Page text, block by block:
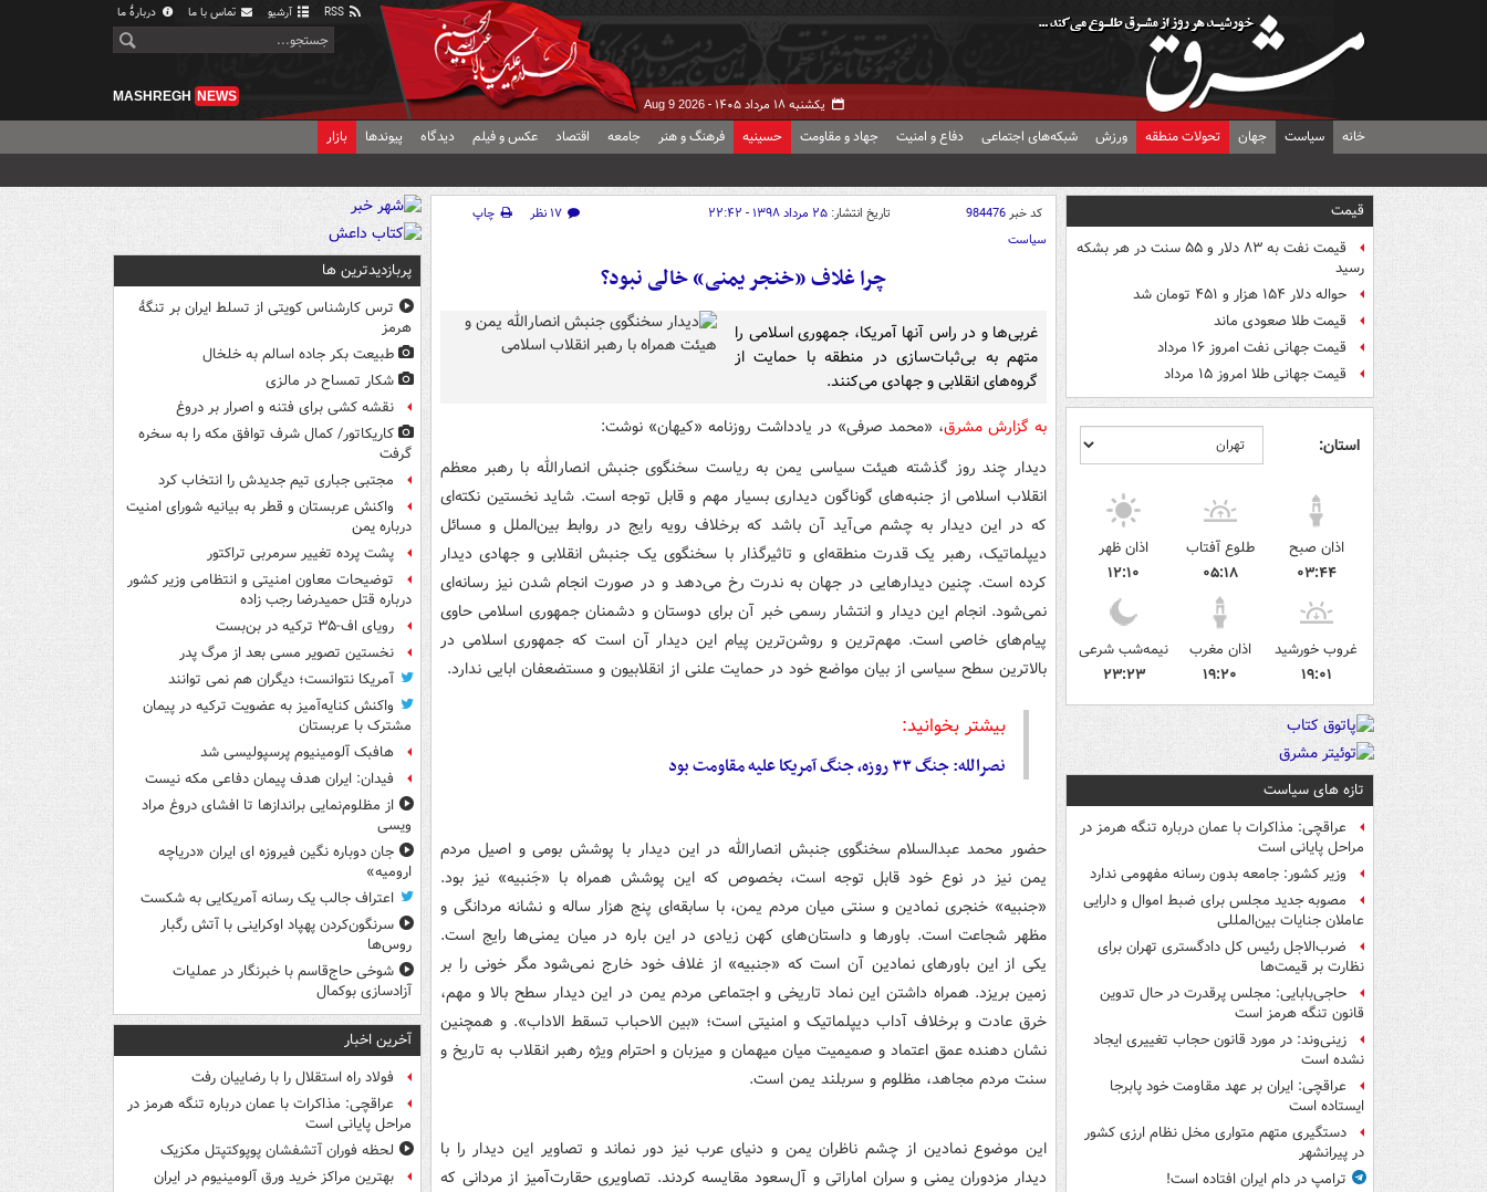
آرشیو تماس با ما دربارهٔ ما
یکشنبه ۱۸ مرداد ۱۴۰۵ - Aug 9 2026
MASHREGH NEWS
خانه سیاست جهان تحولات منطقه ورزش شبکه‌های اجتماعی دفاع و امنیت جهاد و مقاومت حسینیه فرهنگ و هنر جامعه اقتصاد عکس و فیلم دیدگاه پیوندها بازار
قیمت
قیمت نفت به ۸۳ دلار و ۵۵ سنت در هر بشکه
رسید
حواله دلار ۱۵۴ هزار و ۴۵۱ تومان شد
قیمت طلا صعودی ماند
قیمت جهانی نفت امروز ۱۶ مرداد
قیمت جهانی طلا امروز ۱۵ مرداد
استان:
اذان صبح
۰۳:۴۴
طلوع آفتاب
۰۵:۱۸
اذان ظهر
۱۲:۱۰
غروب خورشید
۱۹:۰۱
اذان مغرب
۱۹:۲۰
نیمه‌شب شرعی
۲۳:۲۳
تازه های سیاست
عراقچی: مذاکرات با عمان درباره تنگه هرمز در
مراحل پایانی است
وزیر کشور: جامعه بدون رسانه مفهومی ندارد
مصوبه جدید مجلس برای ضبط اموال و دارایی
عاملان جنایات بین‌المللی
ضرب‌الاجل رئیس کل دادگستری تهران برای
نظارت بر قیمت‌ها
حاجی‌بابایی: مجلس پرقدرت در حال تدوین
قانون تنگه هرمز است
زینی‌وند: در مورد قانون حجاب تغییری ایجاد
نشده است
عراقچی: ایران بر عهد مقاومت خود پابرجا
ایستاده است
دستگیری متهم متواری مخل نظام ارزی کشور
در پیرانشهر
ترامپ در دام ایران افتاده است!
کد خبر984476 تاریخ انتشار: ۲۵ مرداد ۱۳۹۸ - ۲۲:۴۲ ۱۷ نظر
چاپ
سیاست
چرا غلاف «خنجر یمنی» خالی نبود؟
غربی‌ها و در راس آنها آمریکا، جمهوری اسلامی را
متهم به بی‌ثبات‌سازی در منطقه با حمایت از
گروه‌های انقلابی و جهادی می‌کنند.
به گزارش مشرق، «محمد صرفی» در یادداشت روزنامه «کیهان» نوشت:
دیدار چند روز گذشته هیئت سیاسی یمن به ریاست سخنگوی جنبش انصارالله با رهبر معظم
انقلاب اسلامی از جنبه‌های گوناگون دیداری بسیار مهم و قابل توجه است. شاید نخستین نکته‌ای
که در این دیدار به چشم می‌آید آن باشد که برخلاف رویه رایج در روابط بین‌الملل و مسائل
دیپلماتیک، رهبر یک قدرت منطقه‌ای و تاثیرگذار با سخنگوی یک جنبش انقلابی و جهادی دیدار
کرده است. چنین دیدارهایی در جهان به ندرت رخ می‌دهد و در صورت انجام شدن نیز رسانه‌ای
نمی‌شود. انجام این دیدار و انتشار رسمی خبر آن برای دوستان و دشمنان جمهوری اسلامی حاوی
پیام‌های خاصی است. مهم‌ترین و روشن‌ترین پیام این دیدار آن است که جمهوری اسلامی در
بالاترین سطح سیاسی از بیان مواضع خود در حمایت علنی از انقلابیون و مستضعفان ابایی ندارد.
بیشتر بخوانید:
‌نصرالله: جنگ ۳۳ روزه، جنگ آمریکا علیه مقاومت بود
حضور محمد عبدالسلام سخنگوی جنبش انصارالله در این دیدار با پوشش بومی و اصیل مردم
یمن نیز در نوع خود قابل توجه است، بخصوص که این پوشش همراه با «جَنبیه» نیز بود.
«جنبیه» خنجری نمادین و سنتی میان مردم یمن، با سابقه‌ای پنج هزار ساله و نشانه مردانگی و
مظهر شجاعت است. باورها و داستان‌های کهن زیادی در این باره در میان یمنی‌ها رایج است.
یکی از این باورهای نمادین آن است که «جنبیه» از غلاف خود خارج نمی‌شود مگر خونی را بر
زمین بریزد. همراه داشتن این نماد تاریخی و اجتماعی مردم یمن در این دیدار سطح بالا و مهم،
خرق عادت و برخلاف آداب دیپلماتیک و امنیتی است؛ «بین الاحباب تسقط الاداب». و همچنین
نشان دهنده عمق اعتماد و صمیمیت میان میهمان و میزبان و احترام ویژه رهبر انقلاب به تاریخ و
سنت مردم مجاهد، مظلوم و سربلند یمن است.
این موضوع نمادین از چشم ناظران یمن و دنیای عرب نیز دور نماند و تصاویر این دیدار را با
دیدار مزدوران یمنی و سران اماراتی و آل‌سعود مقایسه کردند. تصاویری حقارت‌آمیز از مردانی که
پربازدیدترین ها
ترس کارشناس کویتی از تسلط ایران بر تنگۀ
هرمز
طبیعت بکر جاده اسالم به خلخال
شکار تمساح در مالزی
نقشه کشی برای فتنه و اصرار بر دروغ
کاریکاتور/ کمال شرف توافق مکه را به سخره
گرفت
مجتبی جباری تیم جدیدش را انتخاب کرد
واکنش عربستان و قطر به بیانیه شورای امنیت
درباره یمن
پشت پرده تغییر سرمربی تراکتور
توضیحات معاون امنیتی و انتظامی وزیر کشور
درباره قتل حمیدرضا رجب زاده
رویای اف-۳۵ ترکیه در بن‌بست
نخستین تصویر مسی بعد از مرگ پدر
آمریکا نتوانست؛ دیگران هم نمی توانند
واکنش کنایه‌آمیز به عضویت ترکیه در پیمان
مشترک با عربستان
هافبک آلومینیوم پرسپولیسی شد
فیدان: ایران هدف پیمان دفاعی مکه نیست
از مظلوم‌نمایی براندازها تا افشای دروغ مراد
ویسی
جان دوباره نگین فیروزه ای ایران «دریاچه
ارومیه»
اعتراف جالب یک رسانه آمریکایی به شکست
سرنگون‌کردن پهپاد اوکراینی با آتش رگبار
روس‌ها
شوخی حاج‌قاسم با خبرنگار در عملیات
آزادسازی بوکمال
آخرین اخبار
فولاد راه استقلال را با رضاییان رفت
عراقچی: مذاکرات با عمان درباره تنگه هرمز در
مراحل پایانی است
لحظه فوران آتشفشان پوپوکتپتل مکزیک
بهترین مراکز خرید ورق آلومینیوم در ایران